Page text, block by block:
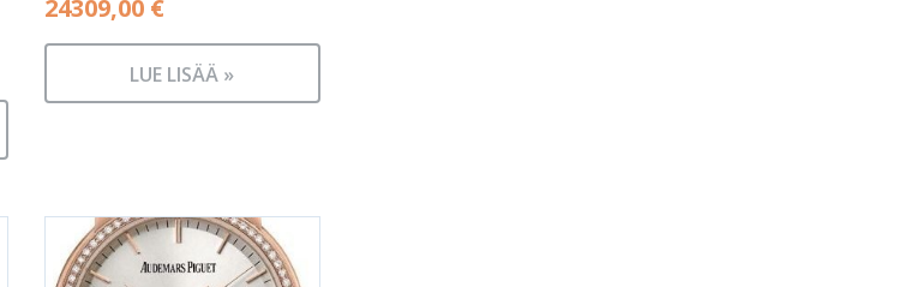
24309,00 €
LUE LISÄÄ »